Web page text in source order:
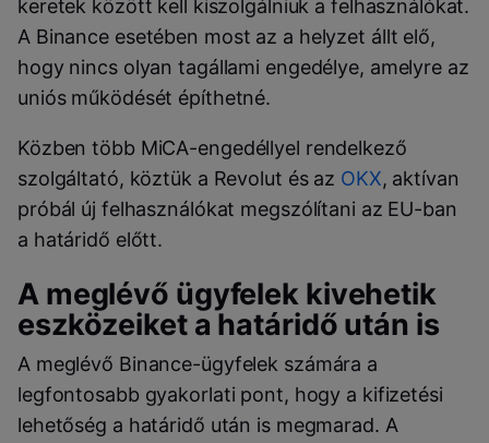
keretek között kell kiszolgálniuk a felhasználókat.
A Binance esetében most az a helyzet állt elő,
hogy nincs olyan tagállami engedélye, amelyre az
uniós működését építhetné.
Közben több MiCA-engedéllyel rendelkező
szolgáltató, köztük a Revolut és az OKX, aktívan
próbál új felhasználókat megszólítani az EU-ban
a határidő előtt.
A meglévő ügyfelek kivehetik
eszközeiket a határidő után is
A meglévő Binance-ügyfelek számára a
legfontosabb gyakorlati pont, hogy a kifizetési
lehetőség a határidő után is megmarad. A